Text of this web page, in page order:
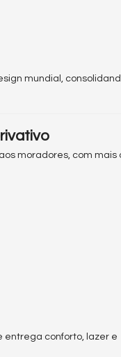
mundial,
moradores, com mais
entrega conforto, lazer e